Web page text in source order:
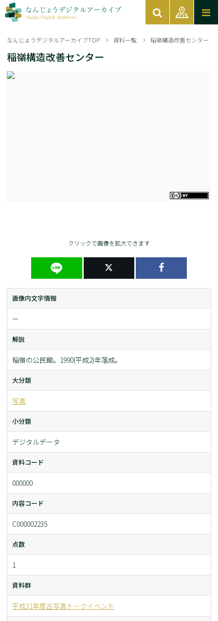
なんじょうデジタルアーカイブTOP 資料一覧 稲嶺構造改善センター
稲嶺構造改善センター
クリックで画像を拡大できます
画像内文字情報
ー
解説
稲嶺の公民館。1990(平成2)年落成。
大分類
写真
小分類
デジタルデータ
資料コード
000000
内容コード
C000002235
点数
1
資料群
平成31年度古写真トークイベント